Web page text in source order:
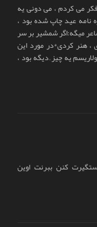
می کردم ، می دونی یه
نامه عید چاپ شده بود ،
میگه:اگر شمشیر بر سر
هنر کردی*در مورد این
یه چیز ِ دیگه بود ،
کنن ببرنت اوین